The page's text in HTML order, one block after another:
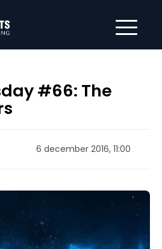
#66: The
6 december 2016, 11:00